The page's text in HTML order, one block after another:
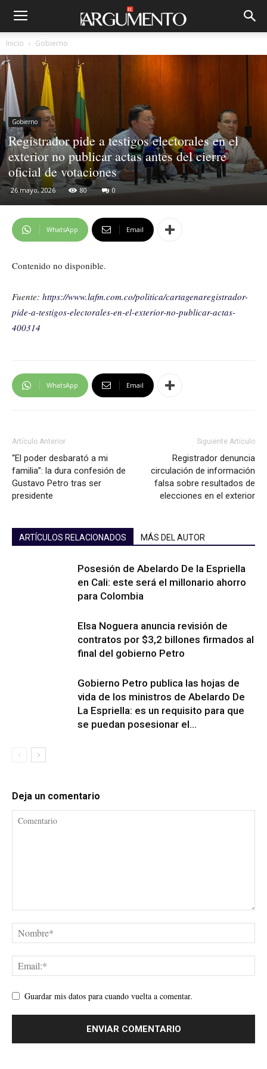
Inicio Gobierno
Gobierno
Registrador pide a testigos electorales en el
exterior no publicar actas antes del cierre
oficial de votaciones
26 mayo, 2026 80 0
WhatsApp Email
Contenido no disponible.
Fuente: https://www.lafm.com.co/politica/cartagenaregistrador-
pide-a-testigos-electorales-en-el-exterior-no-publicar-actas-
400314
WhatsApp Email
Artículo Anterior
“El poder desbarató a mi
familia”: la dura confesión de
Gustavo Petro tras ser
presidente
Siguiente Artículo
Registrador denuncia
circulación de información
falsa sobre resultados de
elecciones en el exterior
ARTÍCULOS RELACIONADOS MÁS DEL AUTOR
Posesión de Abelardo De la Espriella
en Cali: este será el millonario ahorro
para Colombia
Elsa Noguera anuncia revisión de
contratos por $3,2 billones firmados al
final del gobierno Petro
Gobierno Petro publica las hojas de
vida de los ministros de Abelardo De
La Espriella: es un requisito para que
se puedan posesionar el...
Deja un comentario
Guardar mis datos para cuando vuelta a comentar.